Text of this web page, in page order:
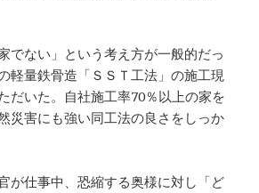
でない」という考え方が一般的だっ
軽量鉄骨造「ＳＳＴ工法」の施工現
だいた。自社施工率70％以上の家を
災害にも強い同工法の良さをしっか
が仕事中、恐縮する奥様に対し「ど